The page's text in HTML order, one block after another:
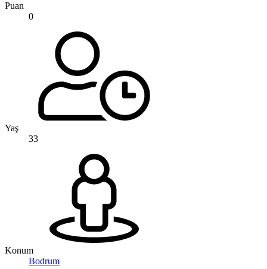
Puan
0
Yaş
33
Konum
Bodrum